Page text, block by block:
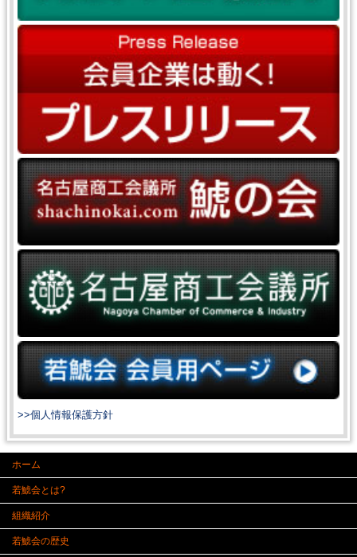
>>個人情報保護方針
ホーム
若鯱会とは?
組織紹介
若鯱会の歴史